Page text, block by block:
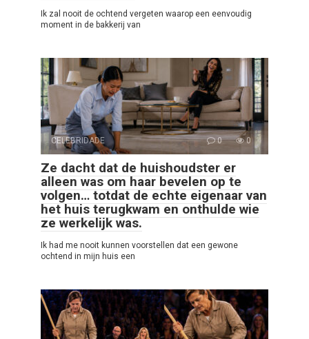
Ik zal nooit de ochtend vergeten waarop een eenvoudig
moment in de bakkerij van
CELEBRIDADE 0 0
Ze dacht dat de huishoudster er
alleen was om haar bevelen op te
volgen… totdat de echte eigenaar van
het huis terugkwam en onthulde wie
ze werkelijk was.
Ik had me nooit kunnen voorstellen dat een gewone
ochtend in mijn huis een